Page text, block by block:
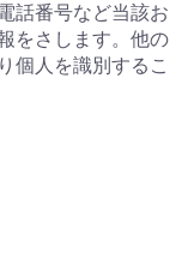
話番号など当該お
をさします。他の
個人を識別するこ